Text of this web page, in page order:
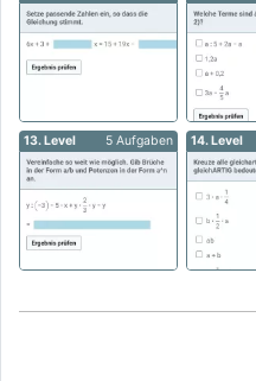
13. Level 5 Aufgaben 14. Level